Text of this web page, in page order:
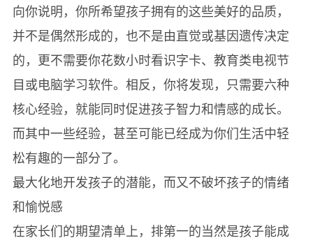
附录一：儿童能力发展测评图与问卷 389
附录二：六大发展阶段和大脑的发育 396
附录三：儿童居家环保十原则 398
作者简介 400
向你说明，你所希望孩子拥有的这些美好的品质，
并不是偶然形成的，也不是由直觉或基因遗传决定
的，更不需要你花数小时看识字卡、教育类电视节
目或电脑学习软件。相反，你将发现，只需要六种
核心经验，就能同时促进孩子智力和情感的成长。
而其中一些经验，甚至可能已经成为你们生活中轻
松有趣的一部分了。
最大化地开发孩子的潜能，而又不破坏孩子的情绪
和愉悦感
在家长们的期望清单上，排第一的当然是孩子能成